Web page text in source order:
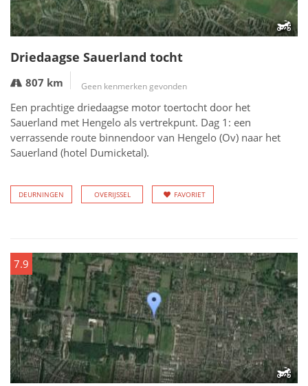
Driedaagse Sauerland tocht
807 km Geen kenmerken gevonden
Een prachtige driedaagse motor toertocht door het
Sauerland met Hengelo als vertrekpunt. Dag 1: een
verrassende route binnendoor van Hengelo (Ov) naar het
Sauerland (hotel Dumicketal).
DEURNINGEN OVERIJSSEL FAVORIET
7.9